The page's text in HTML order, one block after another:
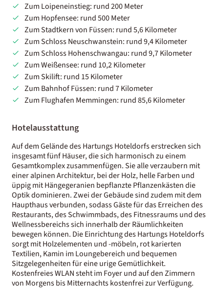
Zum Loipeneinstieg: rund 200 Meter
Zum Hopfensee: rund 500 Meter
Zum Stadtkern von Füssen: rund 5,6 Kilometer
Zum Schloss Neuschwanstein: rund 9,4 Kilometer
Zum Schloss Hohenschwangau: rund 9,7 Kilometer
Zum Weißensee: rund 10,2 Kilometer
Zum Skilift: rund 15 Kilometer
Zum Bahnhof Füssen: rund 7 Kilometer
Zum Flughafen Memmingen: rund 85,6 Kilometer
Hotelausstattung
Auf dem Gelände des Hartungs Hoteldorfs erstrecken sich
insgesamt fünf Häuser, die sich harmonisch zu einem
Gesamtkomplex zusammenfügen. Sie alle verzaubern mit
einer alpinen Architektur, bei der Holz, helle Farben und
üppig mit Hängegeranien bepflanzte Pflanzenkästen die
Optik dominieren. Zwei der Gebäude sind zudem mit dem
Haupthaus verbunden, sodass Gäste für das Erreichen des
Restaurants, des Schwimmbads, des Fitnessraums und des
Wellnessbereichs sich innerhalb der Räumlichkeiten
bewegen können. Die Einrichtung des Hartungs Hoteldorfs
sorgt mit Holzelementen und -möbeln, rot karierten
Textilien, Kamin im Loungebereich und bequemen
Sitzgelegenheiten für eine urige Gemütlichkeit.
Kostenfreies WLAN steht im Foyer und auf den Zimmern
von Morgens bis Mitternachts kostenfrei zur Verfügung.